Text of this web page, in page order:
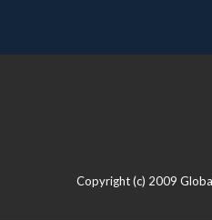
Copyright (c) 2009